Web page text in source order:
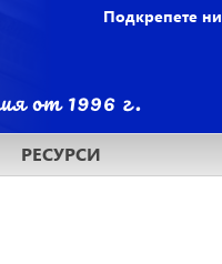
Подкрепете ни
РЕСУРСИ